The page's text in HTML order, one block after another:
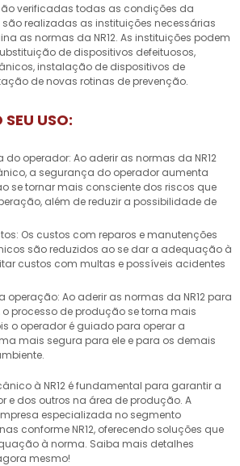
verificadas todas as condições da
realizadas as instituições necessárias
as normas da NR12. As instituições podem
de dispositivos defeituosos,
instalação de dispositivos de
de novas rotinas de prevenção.
USO:
a segurança do operador aumenta
se tornar mais consciente dos riscos que
além de reduzir a possibilidade de
são reduzidos ao se dar a adequação à
custos com multas e possíveis acidentes
processo de produção se torna mais
o operador é guiado para operar a
mais segura para ele e para os demais
à NR12 é fundamental para garantir a
e dos outros na área de produção. A
especializada no segmento
conforme NR12, oferecendo soluções que
à norma. Saiba mais detalhes
mesmo!